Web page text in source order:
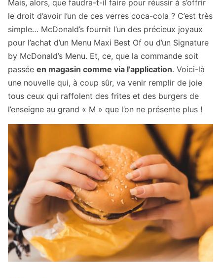
Mais, alors, que faudra-t-il faire pour réussir à s’offrir
le droit d’avoir l’un de ces verres coca-cola ? C’est très
simple… McDonald’s fournit l’un des précieux joyaux
pour l’achat d’un Menu Maxi Best Of ou d’un Signature
by McDonald’s Menu. Et, ce, que la commande soit
passée en magasin comme via l’application. Voici-là
une nouvelle qui, à coup sûr, va venir remplir de joie
tous ceux qui raffolent des frites et des burgers de
l’enseigne au grand « M » que l’on ne présente plus !